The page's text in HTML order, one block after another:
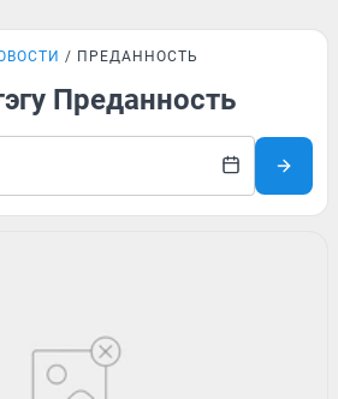
ПРЕДАННОСТЬ
Преданность